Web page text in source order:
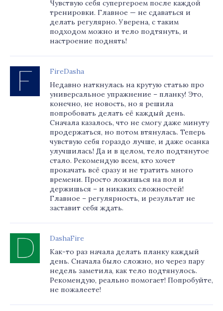
Чувствую себя супергероем после каждой
тренировки. Главное — не сдаваться и
делать регулярно. Уверена, с таким
подходом можно и тело подтянуть, и
настроение поднять!
FireDasha
Недавно наткнулась на крутую статью про
универсальное упражнение – планку! Это,
конечно, не новость, но я решила
попробовать делать её каждый день.
Сначала казалось, что не смогу даже минуту
продержаться, но потом втянулась. Теперь
чувствую себя гораздо лучше, и даже осанка
улучшилась! Да и в целом, тело подтянутое
стало. Рекомендую всем, кто хочет
прокачать всё сразу и не тратить много
времени. Просто ложишься на пол и
держишься – и никаких сложностей!
Главное – регулярность, и результат не
заставит себя ждать.
DashaFire
Как-то раз начала делать планку каждый
день. Сначала было сложно, но через пару
недель заметила, как тело подтянулось.
Рекомендую, реально помогает! Попробуйте,
не пожалеете!